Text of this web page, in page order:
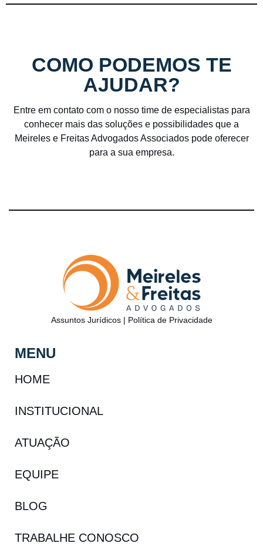
COMO PODEMOS TE
AJUDAR?
Entre em contato com o nosso time de especialistas para
conhecer mais das soluções e possibilidades que a
Meireles e Freitas Advogados Associados pode oferecer
para a sua empresa.
Assuntos Jurídicos | Política de Privacidade
MENU
HOME
INSTITUCIONAL
ATUAÇÃO
EQUIPE
BLOG
TRABALHE CONOSCO